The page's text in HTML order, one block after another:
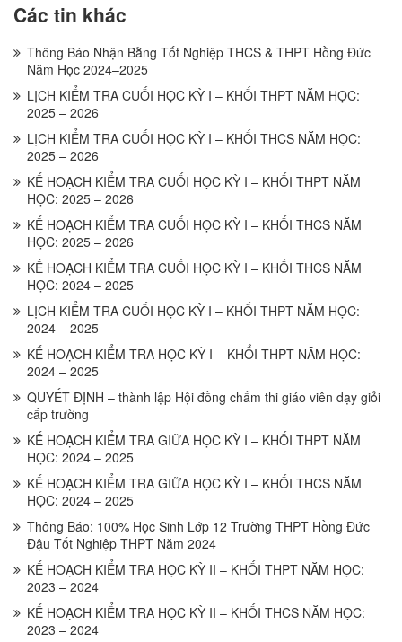
Các tin khác
Thông Báo Nhận Bằng Tốt Nghiệp THCS & THPT Hồng Đức
Năm Học 2024–2025
LỊCH KIỂM TRA CUỐI HỌC KỲ I – KHỐI THPT NĂM HỌC:
2025 – 2026
LỊCH KIỂM TRA CUỐI HỌC KỲ I – KHỐI THCS NĂM HỌC:
2025 – 2026
KẾ HOẠCH KIỂM TRA CUỐI HỌC KỲ I – KHỐI THPT NĂM
HỌC: 2025 – 2026
KẾ HOẠCH KIỂM TRA CUỐI HỌC KỲ I – KHỐI THCS NĂM
HỌC: 2025 – 2026
KẾ HOẠCH KIỂM TRA CUỐI HỌC KỲ I – KHỐI THCS NĂM
HỌC: 2024 – 2025
LỊCH KIỂM TRA CUỐI HỌC KỲ I – KHỐI THPT NĂM HỌC:
2024 – 2025
KẾ HOẠCH KIỂM TRA HỌC KỲ I – KHỔI THPT NĂM HỌC:
2024 – 2025
QUYẾT ĐỊNH – thành lập Hội đồng chấm thi giáo viên dạy giỏi
cấp trường
KẾ HOẠCH KIỂM TRA GIỮA HỌC KỲ I – KHỐI THPT NĂM
HỌC: 2024 – 2025
KẾ HOẠCH KIỂM TRA GIỮA HỌC KỲ I – KHỐI THCS NĂM
HỌC: 2024 – 2025
Thông Báo: 100% Học Sinh Lớp 12 Trường THPT Hồng Đức
Đậu Tốt Nghiệp THPT Năm 2024
KẾ HOẠCH KIỂM TRA HỌC KỲ II – KHỐI THPT NĂM HỌC:
2023 – 2024
KẾ HOẠCH KIỂM TRA HỌC KỲ II – KHỐI THCS NĂM HỌC:
2023 – 2024